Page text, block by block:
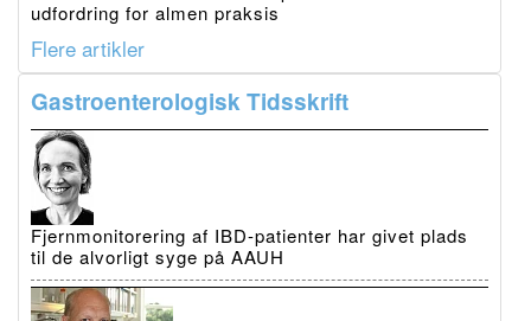
udfordring for almen praksis
Flere artikler
Gastroenterologisk Tidsskrift
Fjernmonitorering af IBD-patienter har givet plads
til de alvorligt syge på AAUH